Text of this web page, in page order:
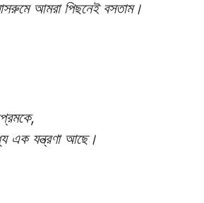
আমরা পিছনেই বসতাম।
এক যন্ত্রণা আছে।